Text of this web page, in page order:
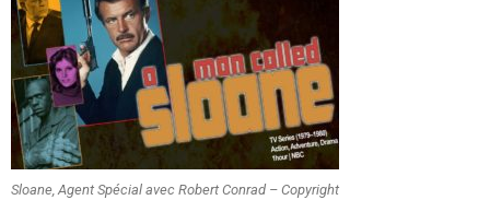
Sloane, Agent Spécial avec Robert Conrad – Copyright